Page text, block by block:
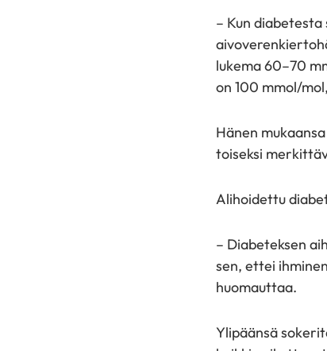
– Kun
lukema 60–70
on 100 mmol/
Hänen
toiseksi
Alihoidettu
– Diabeteksen
sen, ettei
huomauttaa.
Ylipäänsä